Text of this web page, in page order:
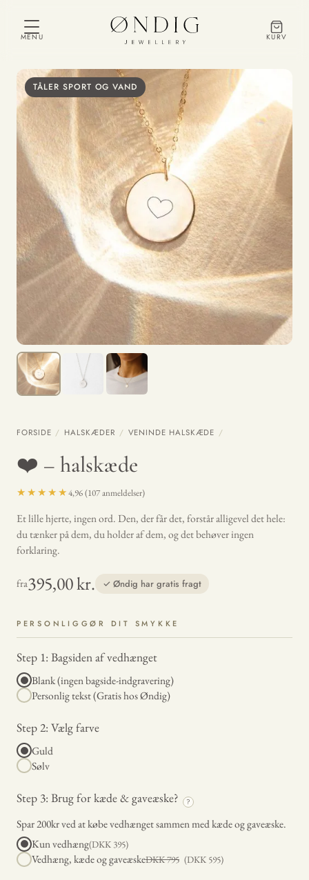
MENU KURV
TÅLER SPORT OG VAND
FORSIDE / HALSKÆDER / VENINDE HALSKÆDE /
❤️ – halskæde
★★★★★4,96 (107 anmeldelser)
Et lille hjerte, ingen ord. Den, der får det, forstår alligevel det hele:
du tænker på dem, du holder af dem, og det behøver ingen
forklaring.
fra395,00 kr. ✓ Øndig har gratis fragt
PERSONLIGGØR DIT SMYKKE
Step 1: Bagsiden af vedhænget
Blank (ingen bagside-indgravering)
Personlig tekst (Gratis hos Øndig)
Step 2: Vælg farve
Guld
Sølv
Step 3: Brug for kæde & gaveæske? ?
Spar 200kr ved at købe vedhænget sammen med kæde og gaveæske.
Kun vedhæng(DKK 395)
Vedhæng, kæde og gaveæskeDKK795 (DKK 595)